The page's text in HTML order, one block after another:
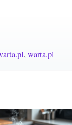
, warta.pl